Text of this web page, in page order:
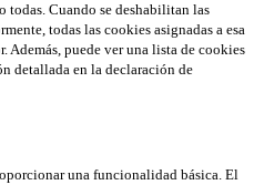
todas. Cuando se deshabilitan las
todas las cookies asignadas a esa
Además, puede ver una lista de cookies
detallada en la declaración de
una funcionalidad básica. El